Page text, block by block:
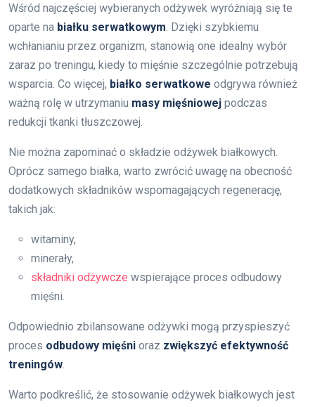
Wśród najczęściej wybieranych odżywek wyróżniają się te
oparte na białku serwatkowym. Dzięki szybkiemu
wchłanianiu przez organizm, stanowią one idealny wybór
zaraz po treningu, kiedy to mięśnie szczególnie potrzebują
wsparcia. Co więcej, białko serwatkowe odgrywa również
ważną rolę w utrzymaniu masy mięśniowej podczas
redukcji tkanki tłuszczowej.
Nie można zapominać o składzie odżywek białkowych.
Oprócz samego białka, warto zwrócić uwagę na obecność
dodatkowych składników wspomagających regenerację,
takich jak:
witaminy,
minerały,
składniki odżywcze wspierające proces odbudowy
mięśni.
Odpowiednio zbilansowane odżywki mogą przyspieszyć
proces odbudowy mięśni oraz zwiększyć efektywność
treningów.
Warto podkreślić, że stosowanie odżywek białkowych jest